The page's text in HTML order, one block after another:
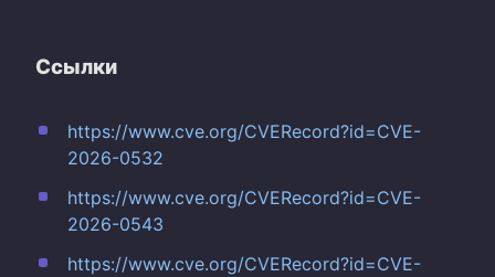
Ссылки
https://www.cve.org/CVERecord?id=CVE-
2026-0532
https://www.cve.org/CVERecord?id=CVE-
2026-0543
https://www.cve.org/CVERecord?id=CVE-